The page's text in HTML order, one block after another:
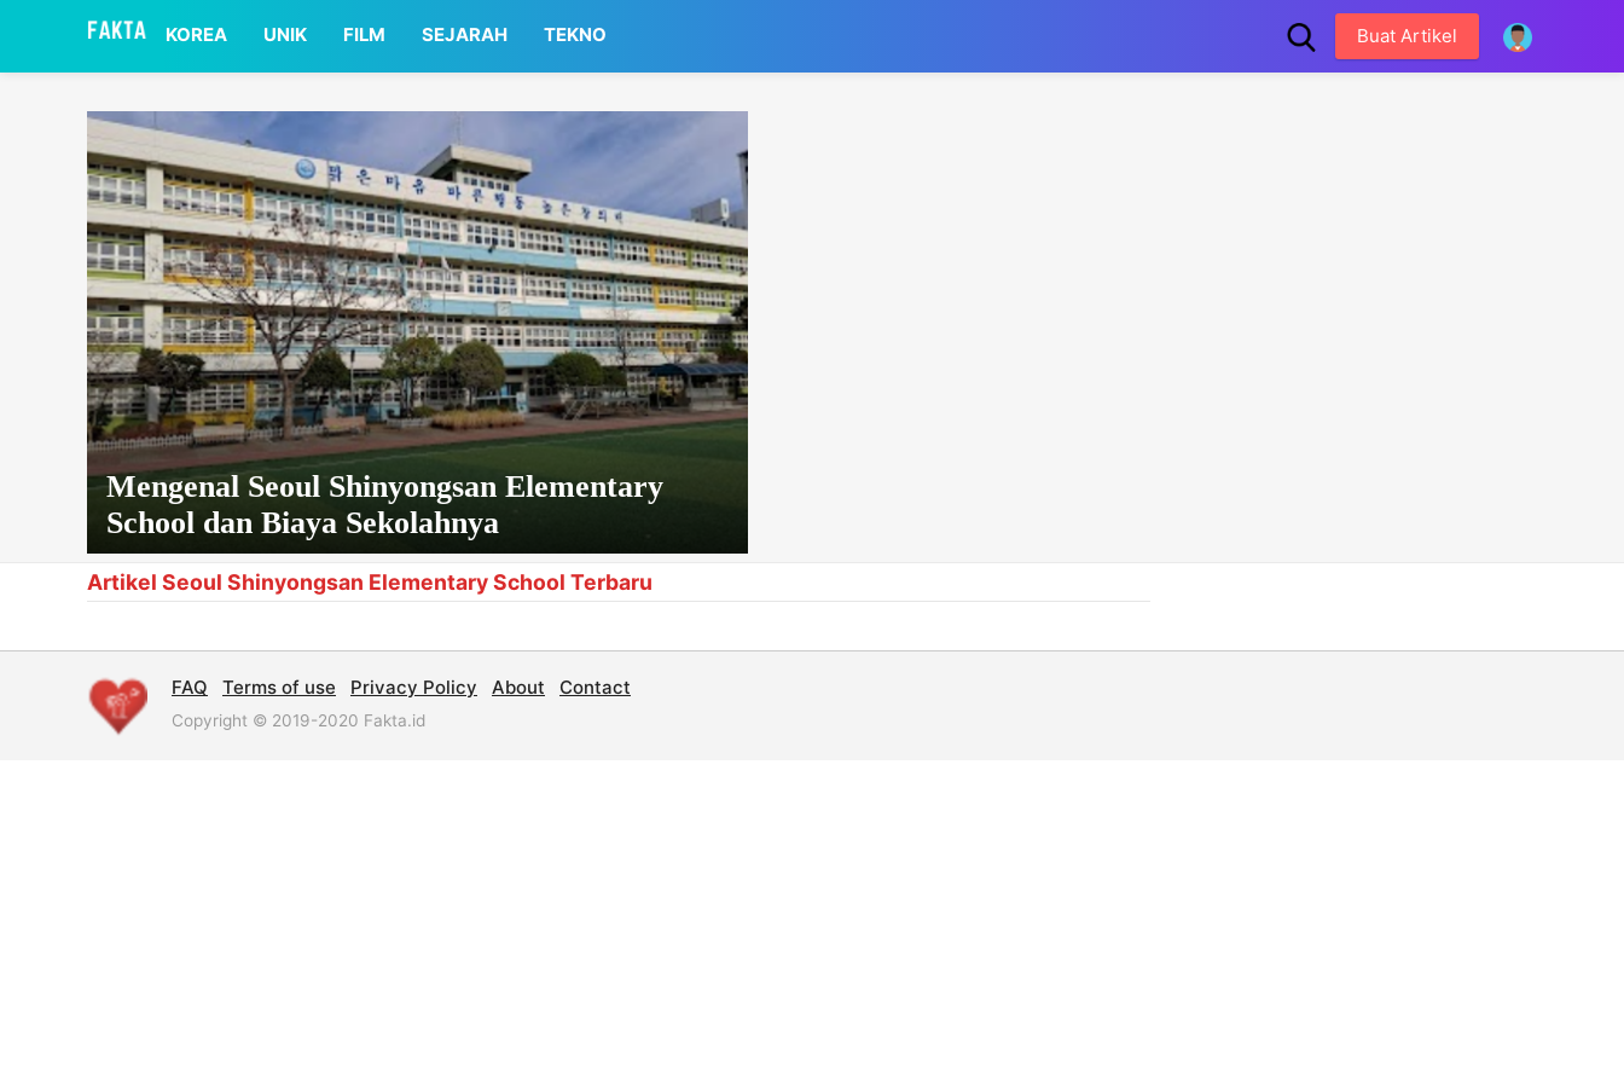
KOREA UNIK FILM SEJARAH TEKNO Buat Artikel
Mengenal Seoul Shinyongsan Elementary
School dan Biaya Sekolahnya
Artikel Seoul Shinyongsan Elementary School Terbaru
FAQ Terms of use Privacy Policy About Contact
Copyright © 2019-2020 Fakta.id